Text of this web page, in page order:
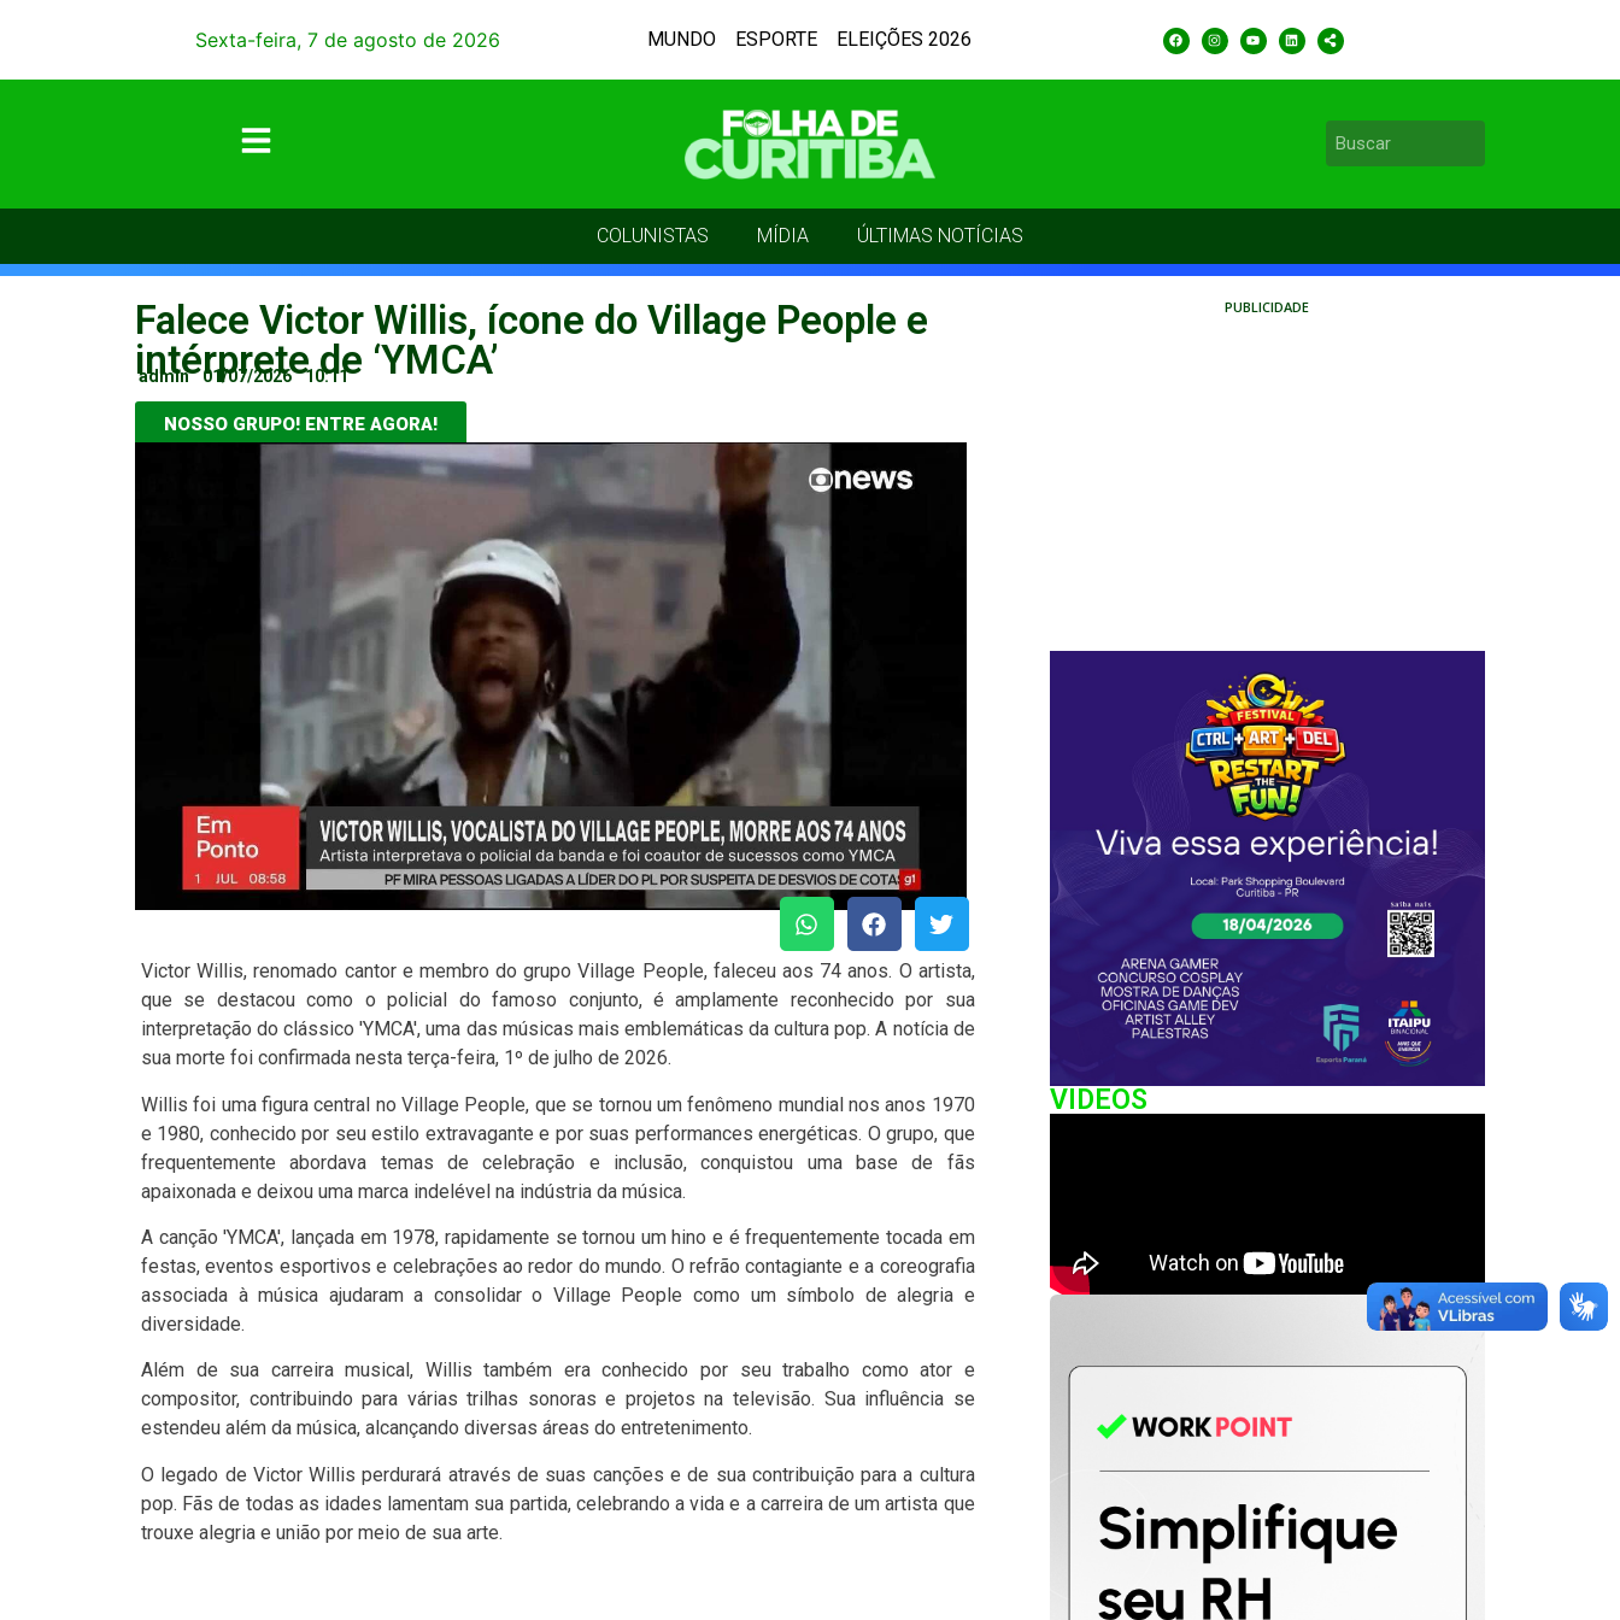
Sexta-feira, 7 de agosto de 2026 MUNDO ESPORTE ELEIÇÕES 2026
COLUNISTAS MÍDIA ÚLTIMAS NOTÍCIAS
Falece Victor Willis, ícone do Village People e
intérprete de ‘YMCA’
admin 01/07/2026 10:11
NOSSO GRUPO! ENTRE AGORA!
Victor Willis, renomado cantor e membro do grupo Village People, faleceu aos 74 anos. O artista,
que se destacou como o policial do famoso conjunto, é amplamente reconhecido por sua
interpretação do clássico 'YMCA', uma das músicas mais emblemáticas da cultura pop. A notícia de
sua morte foi confirmada nesta terça-feira, 1º de julho de 2026.
Willis foi uma figura central no Village People, que se tornou um fenômeno mundial nos anos 1970
e 1980, conhecido por seu estilo extravagante e por suas performances energéticas. O grupo, que
frequentemente abordava temas de celebração e inclusão, conquistou uma base de fãs
apaixonada e deixou uma marca indelével na indústria da música.
A canção 'YMCA', lançada em 1978, rapidamente se tornou um hino e é frequentemente tocada em
festas, eventos esportivos e celebrações ao redor do mundo. O refrão contagiante e a coreografia
associada à música ajudaram a consolidar o Village People como um símbolo de alegria e
diversidade.
Além de sua carreira musical, Willis também era conhecido por seu trabalho como ator e
compositor, contribuindo para várias trilhas sonoras e projetos na televisão. Sua influência se
estendeu além da música, alcançando diversas áreas do entretenimento.
O legado de Victor Willis perdurará através de suas canções e de sua contribuição para a cultura
pop. Fãs de todas as idades lamentam sua partida, celebrando a vida e a carreira de um artista que
trouxe alegria e união por meio de sua arte.
PUBLICIDADE
VIDEOS